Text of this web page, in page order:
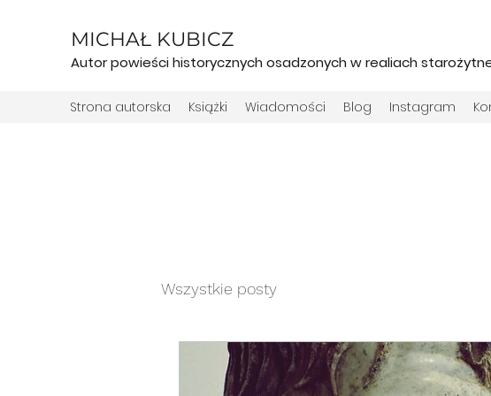
MICHAŁ KUBICZ
Autor powieści historycznych osadzonych w realiach
Strona autorska Książki Wiadomości Blog Instagram
Wszystkie posty